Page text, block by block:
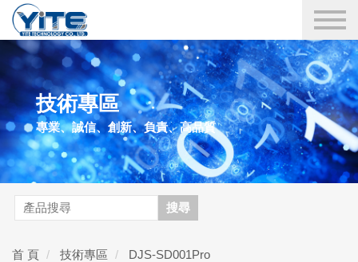
YITE Technology
技術專區
專業、誠信、創新、負責、高品質
搜尋
首 頁 技術專區
DJS-SD001Pro